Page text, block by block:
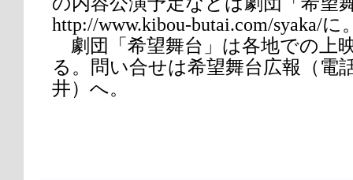
http://www.kibou-butai.com/syaka/に
劇団「希望舞台」は各地での上
る。問い合せは希望舞台広報（電
井）へ。